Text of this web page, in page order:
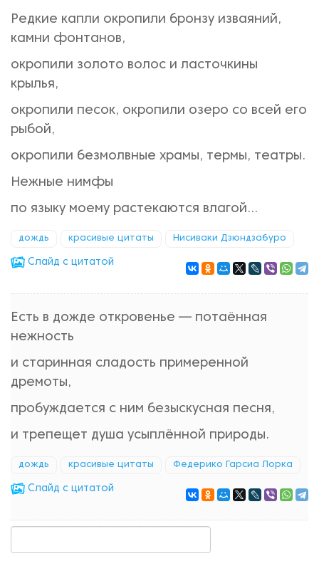
Редкие капли окропили бронзу изваяний,
камни фонтанов,
окропили золото волос и ласточкины
крылья,
окропили песок, окропили озеро со всей его
рыбой,
окропили безмолвные храмы, термы, театры.
Нежные нимфы
по языку моему растекаются влагой...
дождь красивые цитаты Нисиваки Дзюндзабуро
Cлайд с цитатой
Есть в дожде откровенье — потаённая
нежность
и старинная сладость примеренной
дремоты,
пробуждается с ним безыскусная песня,
и трепещет душа усыплённой природы.
дождь красивые цитаты Федерико Гарсиа Лорка
Cлайд с цитатой